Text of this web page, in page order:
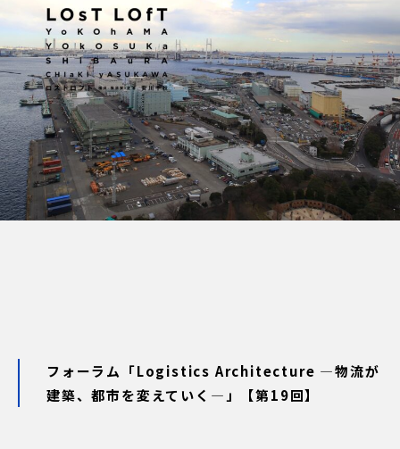
フォーラム「Logistics Architecture ―物流が
建築、都市を変えていく―」【第19回】